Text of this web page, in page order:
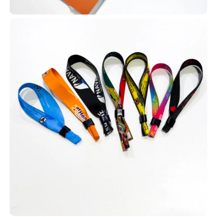
com impressão de logotipo e cores institucionais. São duráveis,
confortáveis e ideais para padronização de equipes.